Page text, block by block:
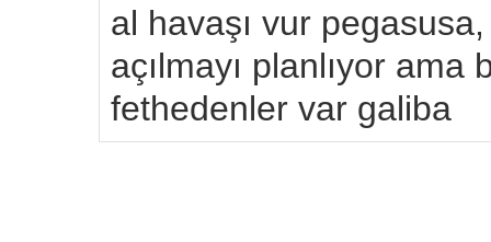
al havaşı vur
açılmayı planlıyor
fethedenler var galiba